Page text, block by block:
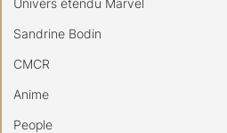
Sandrine Bodin
CMCR
Anime
People